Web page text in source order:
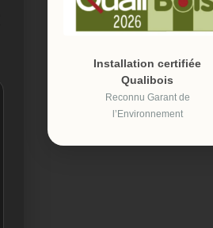
Installation certifiée
Qualibois
Reconnu Garant de
l’Environnement